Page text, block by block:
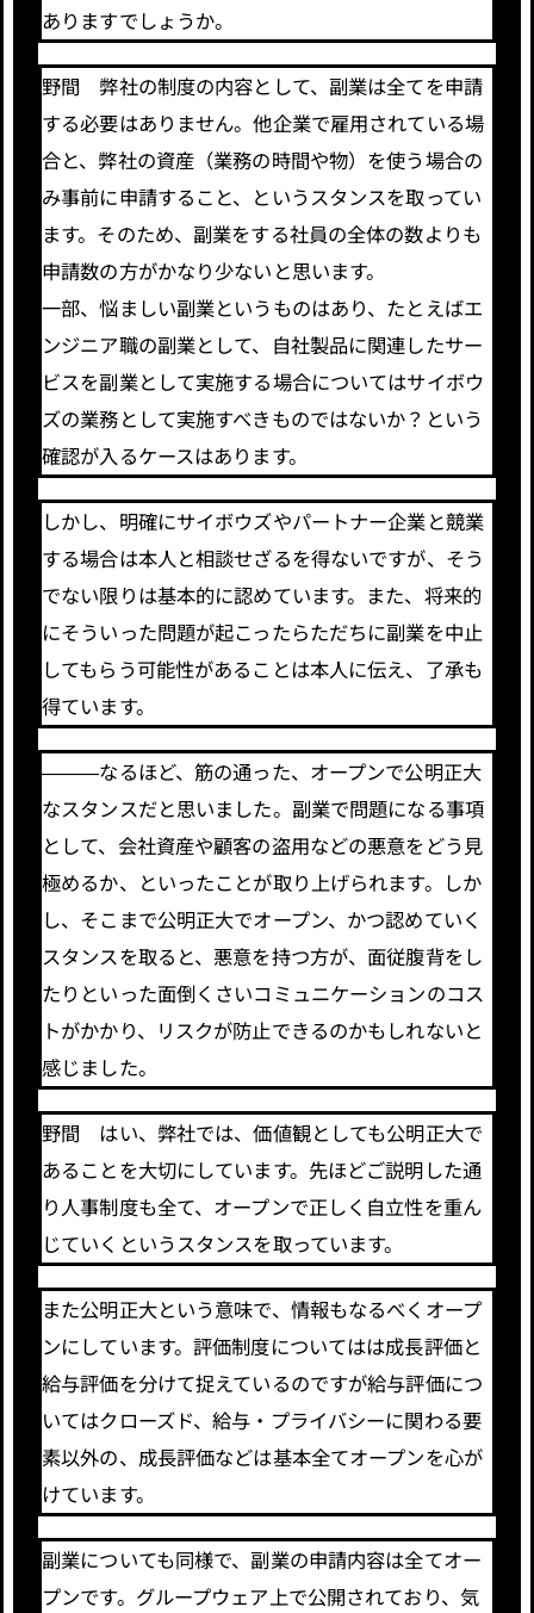
ありますでしょうか。
野間 弊社の制度の内容として、副業は全てを申請
する必要はありません。他企業で雇用されている場
合と、弊社の資産（業務の時間や物）を使う場合の
み事前に申請すること、というスタンスを取ってい
ます。そのため、副業をする社員の全体の数よりも
申請数の方がかなり少ないと思います。
一部、悩ましい副業というものはあり、たとえばエ
ンジニア職の副業として、自社製品に関連したサー
ビスを副業として実施する場合についてはサイボウ
ズの業務として実施すべきものではないか？という
確認が入るケースはあります。
しかし、明確にサイボウズやパートナー企業と競業
する場合は本人と相談せざるを得ないですが、そう
でない限りは基本的に認めています。また、将来的
にそういった問題が起こったらただちに副業を中止
してもらう可能性があることは本人に伝え、了承も
得ています。
―――なるほど、筋の通った、オープンで公明正大
なスタンスだと思いました。副業で問題になる事項
として、会社資産や顧客の盗用などの悪意をどう見
極めるか、といったことが取り上げられます。しか
し、そこまで公明正大でオープン、かつ認めていく
スタンスを取ると、悪意を持つ方が、面従腹背をし
たりといった面倒くさいコミュニケーションのコス
トがかかり、リスクが防止できるのかもしれないと
感じました。
野間 はい、弊社では、価値観としても公明正大で
あることを大切にしています。先ほどご説明した通
り人事制度も全て、オープンで正しく自立性を重ん
じていくというスタンスを取っています。
また公明正大という意味で、情報もなるべくオープ
ンにしています。評価制度についてはは成長評価と
給与評価を分けて捉えているのですが給与評価につ
いてはクローズド、給与・プライバシーに関わる要
素以外の、成長評価などは基本全てオープンを心が
けています。
副業についても同様で、副業の申請内容は全てオー
プンです。グループウェア上で公開されており、気